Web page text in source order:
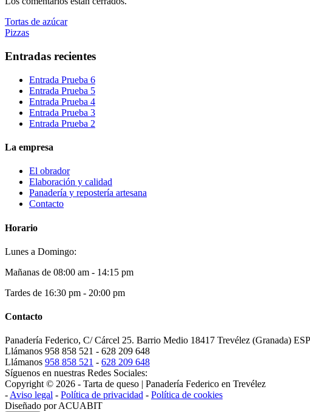
Navegación
de
entradas
Tortas de azúcar
Pizzas
Entradas recientes
Entrada Prueba 6
Entrada Prueba 5
Entrada Prueba 4
Entrada Prueba 3
Entrada Prueba 2
La empresa
El obrador
Elaboración y calidad
Panadería y repostería artesana
Contacto
Horario
Lunes a Domingo:
Mañanas de 08:00 am - 14:15 pm
Tardes de 16:30 pm - 20:00 pm
Contacto
Panadería Federico, C/ Cárcel 25. Barrio Medio 18417 Trevélez (Granada)
Llámanos 958 858 521 - 628 209 648
Llámanos 958 858 521 - 628 209 648
Síguenos en nuestras Redes Sociales:
Copyright © 2026 - Tarta de queso | Panadería Federico en Trevélez
- Aviso legal - Política de privacidad - Política de cookies
Diseñado porACUABIT